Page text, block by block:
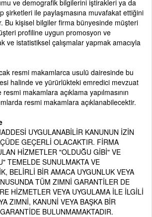
ve demografik bilgilerini iştirakleri ya da
şirketleri ile paylaşmasına muvafakat ettiğini
Bu kişisel bilgiler firma bünyesinde müşteri
profiline uygun promosyon ve
ve istatistiksel çalışmalar yapmak amacıyla
resmi makamlarca usulü dairesinde bu
halinde ve yürürlükteki emredici mevzuat
makamlara açıklama yapılmasının
resmi makamlara açıklanabilecektir.
UYGULANABİLİR KANUNUN İZİN
GEÇERLİ OLACAKTIR. FİRMA
HİZMETLER "OLDUĞU GİBİ" VE
TEMELDE SUNULMAKTA VE
BELİRLİ BİR AMACA UYGUNLUK VEYA
TÜM ZIMNİ GARANTİLER DE
HİZMETLER VEYA UYGULAMA İLE İLGİLİ
ZIMNİ, KANUNİ VEYA BAŞKA BİR
BULUNMAMAKTADIR.